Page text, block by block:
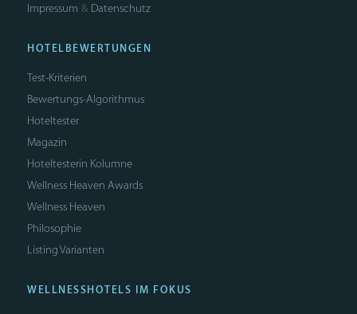
Impressum & Datenschutz
HOTELBEWERTUNGEN
Test-Kriterien
Bewertungs-Algorithmus
Hoteltester
Magazin
Hoteltesterin Kolumne
Wellness Heaven Awards
Wellness Heaven
Philosophie
Listing Varianten
WELLNESSHOTELS IM FOKUS